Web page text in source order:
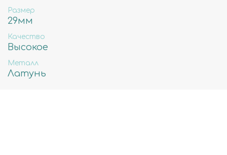
Размер
29мм
Качество
Высокое
Металл
Латунь